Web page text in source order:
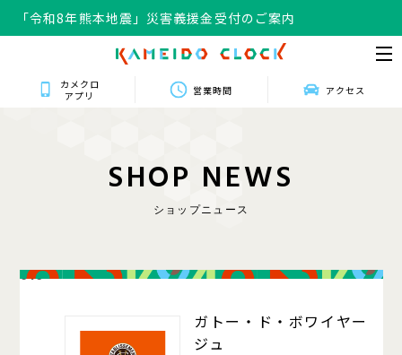
「令和8年熊本地震」災害義援金受付のご案内
カメクロ
アプリ
営業時間 アクセス
SHOP NEWS
ショップニュース
016
ガトー・ド・ボワイヤー
ジュ